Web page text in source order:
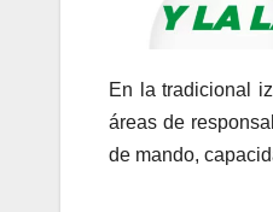
En la tradicional
áreas de
de mando,